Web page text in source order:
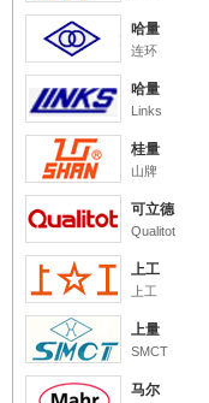
哈量
连环
哈量
Links
桂量
山牌
可立德
Qualitot
上工
上工
上量
SMCT
马尔